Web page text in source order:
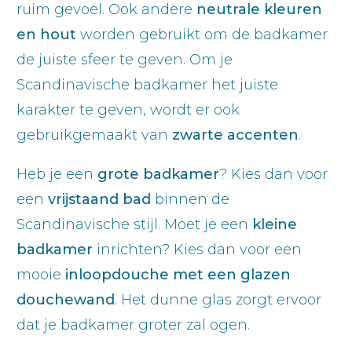
ruim gevoel. Ook andere neutrale kleuren
en hout worden gebruikt om de badkamer
de juiste sfeer te geven. Om je
Scandinavische badkamer het juiste
karakter te geven, wordt er ook
gebruikgemaakt van zwarte accenten.
Heb je een grote badkamer? Kies dan voor
een vrijstaand bad binnen de
Scandinavische stijl. Moet je een kleine
badkamer inrichten? Kies dan voor een
mooie inloopdouche met een glazen
douchewand. Het dunne glas zorgt ervoor
dat je badkamer groter zal ogen.